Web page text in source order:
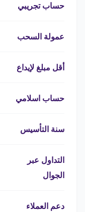
حساب تجريبي
عمولة السحب
أقل مبلغ لإيداع
حساب اسلامي
سنة التأسيس
التداول عبر
الجوال
دعم العملاء